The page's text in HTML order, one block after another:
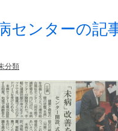
センターの記
分類